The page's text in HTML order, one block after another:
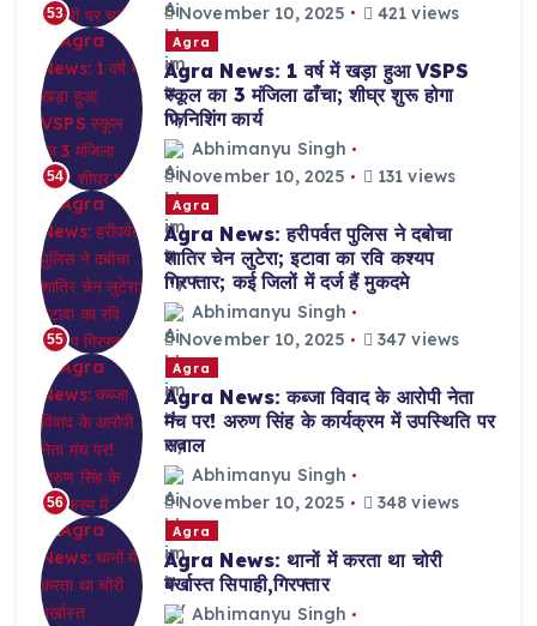
53
November 10, 2025
421 views
54
Agra
Agra News: 1 वर्ष में खड़ा हुआ VSPS
स्कूल का 3 मंजिला ढाँचा; शीघ्र शुरू होगा
फिनिशिंग कार्य
Abhimanyu Singh
November 10, 2025
131 views
55
Agra
Agra News: हरीपर्वत पुलिस ने दबोचा
शातिर चेन लुटेरा; इटावा का रवि कश्यप
गिरफ्तार; कई जिलों में दर्ज हैं मुकदमे
Abhimanyu Singh
November 10, 2025
347 views
56
Agra
Agra News: कब्जा विवाद के आरोपी नेता
मंच पर! अरुण सिंह के कार्यक्रम में उपस्थिति पर
सवाल
Abhimanyu Singh
November 10, 2025
348 views
Agra
Agra News: थानों में करता था चोरी
बर्खास्त सिपाही,गिरफ्तार
Abhimanyu Singh